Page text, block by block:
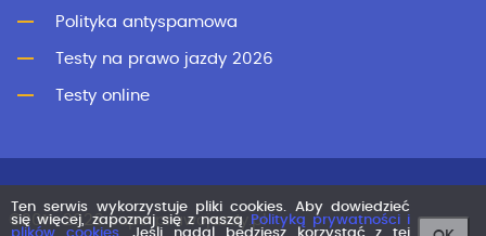
Polityka antyspamowa
Testy na prawo jazdy 2026
Testy online
©2011-2026 superprawojazdy.pl
Ten serwis wykorzystuje pliki cookies. Aby dowiedzieć
się więcej, zapoznaj się z naszą
Polityką prywatności i